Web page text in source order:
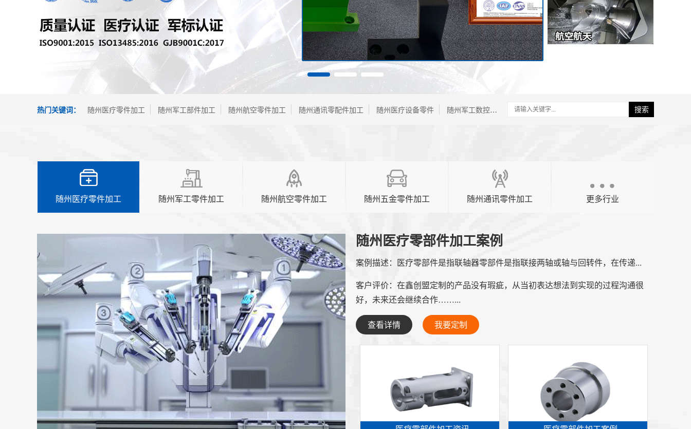
热门关键词： 随州医疗零件加工 随州军工部件加工 随州航空零件加工 随州通讯零配件加工 随州医疗设备零件 随州军工数控加工 搜索
随州医疗零件加工 随州军工零件加工 随州航空零件加工 随州五金零件加工 随州通讯零件加工 更多行业
随州医疗零部件加工案例
案例描述： 医疗零部件是指联轴器零部件是指联接两轴或轴与回转件，在传递...
客户评价： 在鑫创盟定制的产品没有瑕疵，从当初表达想法到实现的过程沟通很
好，未来还会继续合作……...
查看详情 我要定制